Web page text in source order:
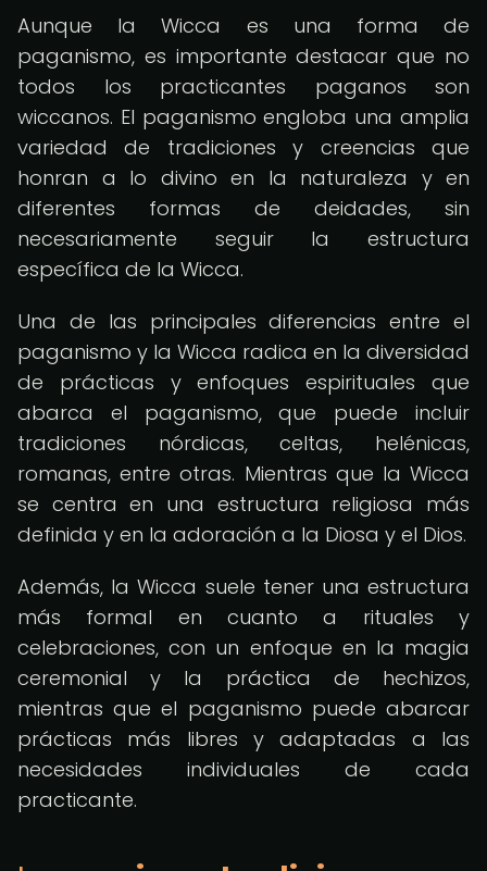
Aunque la Wicca es una forma de
paganismo, es importante destacar que no
todos los practicantes paganos son
wiccanos. El paganismo engloba una amplia
variedad de tradiciones y creencias que
honran a lo divino en la naturaleza y en
diferentes formas de deidades, sin
necesariamente seguir la estructura
específica de la Wicca.
Una de las principales diferencias entre el
paganismo y la Wicca radica en la diversidad
de prácticas y enfoques espirituales que
abarca el paganismo, que puede incluir
tradiciones nórdicas, celtas, helénicas,
romanas, entre otras. Mientras que la Wicca
se centra en una estructura religiosa más
definida y en la adoración a la Diosa y el Dios.
Además, la Wicca suele tener una estructura
más formal en cuanto a rituales y
celebraciones, con un enfoque en la magia
ceremonial y la práctica de hechizos,
mientras que el paganismo puede abarcar
prácticas más libres y adaptadas a las
necesidades individuales de cada
practicante.